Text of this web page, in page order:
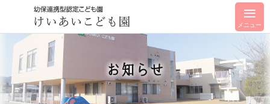
メニュー
お知らせ